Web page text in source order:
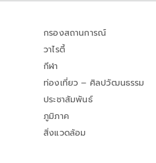
กรองสถานการณ์
วาไรตี้
กีฬา
ท่องเที่ยว – ศิลปวัฒนธรรม
ประชาสัมพันธ์
ภูมิภาค
สิ่งแวดล้อม